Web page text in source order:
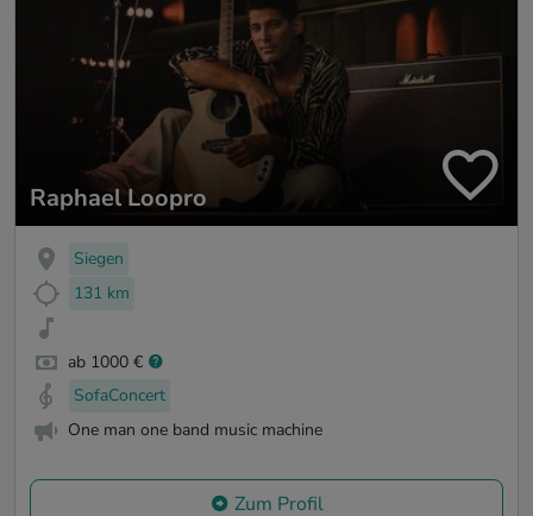
Raphael Loopro
Siegen
131 km
ab 1000 €
SofaConcert
One man one band music machine
Zum Profil